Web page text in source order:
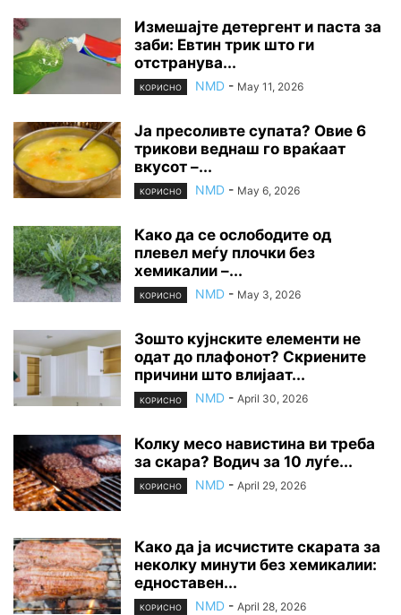
Измешајте детергент и паста за
заби: Евтин трик што ги
отстранува...
КОРИСНО NMD - May 11, 2026
Ја пресоливте супата? Овие 6
трикови веднаш го враќаат
вкусот –...
КОРИСНО NMD - May 6, 2026
Како да се ослободите од
плевел меѓу плочки без
хемикалии –...
КОРИСНО NMD - May 3, 2026
Зошто кујнските елементи не
одат до плафонот? Скриените
причини што влијаат...
КОРИСНО NMD - April 30, 2026
Колку месо навистина ви треба
за скара? Водич за 10 луѓе...
КОРИСНО NMD - April 29, 2026
Како да ја исчистите скарата за
неколку минути без хемикалии:
едноставен...
КОРИСНО NMD - April 28, 2026